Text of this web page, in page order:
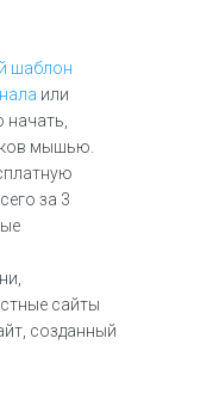
шаблон
или
мышью.
за 3
сайты
созданный